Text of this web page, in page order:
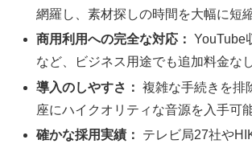
網羅し、素材探しの時間を大幅に短縮
商用利用への完全な対応：
YouTube
など、ビジネス用途でも追加料金なし
導入のしやすさ： 複雑な手続きを排
座にハイクオリティな音源を入手可能
確かな採用実績：
テレビ局27社や